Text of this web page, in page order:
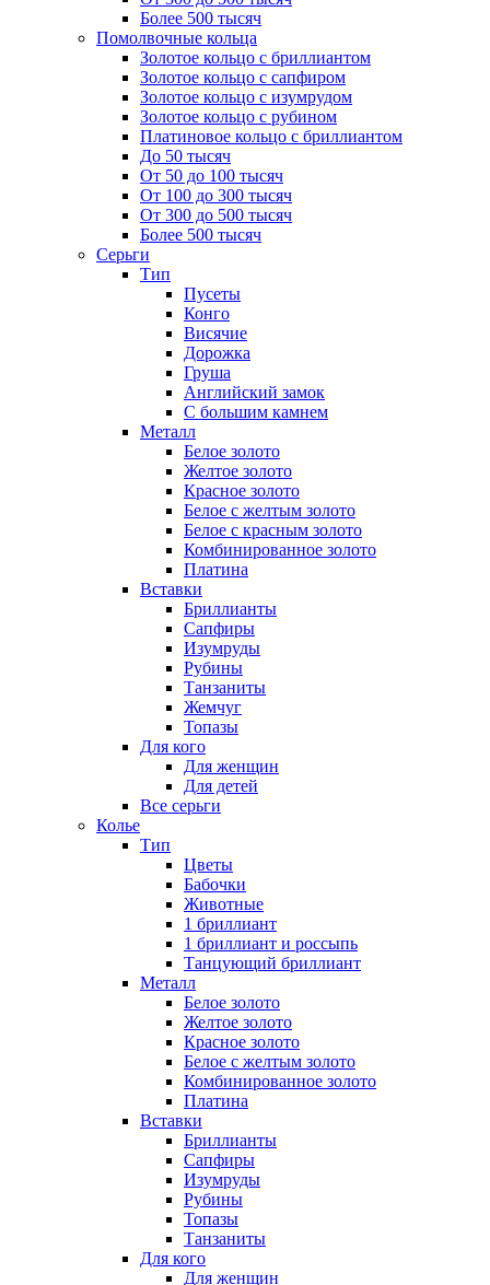
Более 500 тысяч
Помолвочные кольца
Золотое кольцо с бриллиантом
Золотое кольцо с сапфиром
Золотое кольцо с изумрудом
Золотое кольцо с рубином
Платиновое кольцо с бриллиантом
До 50 тысяч
От 50 до 100 тысяч
От 100 до 300 тысяч
От 300 до 500 тысяч
Более 500 тысяч
Серьги
Тип
Пусеты
Конго
Висячие
Дорожка
Груша
Английский замок
С большим камнем
Металл
Белое золото
Желтое золото
Красное золото
Белое с желтым золото
Белое с красным золото
Комбинированное золото
Платина
Вставки
Бриллианты
Сапфиры
Изумруды
Рубины
Танзаниты
Жемчуг
Топазы
Для кого
Для женщин
Для детей
Все серьги
Колье
Тип
Цветы
Бабочки
Животные
1 бриллиант
1 бриллиант и россыпь
Танцующий бриллиант
Металл
Белое золото
Желтое золото
Красное золото
Белое с желтым золото
Комбинированное золото
Платина
Вставки
Бриллианты
Сапфиры
Изумруды
Рубины
Топазы
Танзаниты
Для кого
Для женщин